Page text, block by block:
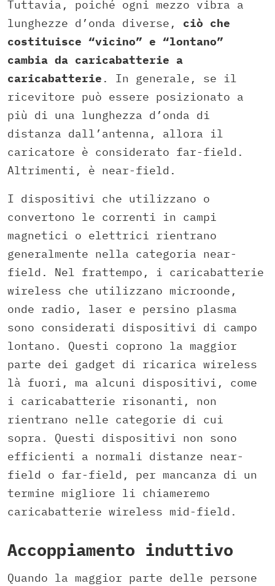
Tuttavia, poiché ogni mezzo vibra a
lunghezze d’onda diverse, ciò che
costituisce “vicino” e “lontano”
cambia da caricabatterie a
caricabatterie . In generale, se il
ricevitore può essere posizionato a
più di una lunghezza d’onda di
distanza dall’antenna, allora il
caricatore è considerato far-field.
Altrimenti, è near-field.
I dispositivi che utilizzano o
convertono le correnti in campi
magnetici o elettrici rientrano
generalmente nella categoria near-
field. Nel frattempo, i caricabatterie
wireless che utilizzano microonde,
onde radio, laser e persino plasma
sono considerati dispositivi di campo
lontano. Questi coprono la maggior
parte dei gadget di ricarica wireless
là fuori, ma alcuni dispositivi, come
i caricabatterie risonanti, non
rientrano nelle categorie di cui
sopra. Questi dispositivi non sono
efficienti a normali distanze near-
field o far-field, per mancanza di un
termine migliore li chiameremo
caricabatterie wireless mid-field.
Accoppiamento induttivo
Quando la maggior parte delle persone